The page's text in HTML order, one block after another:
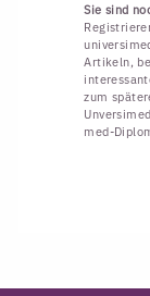
Sie sind
Artikeln,
zum
med-